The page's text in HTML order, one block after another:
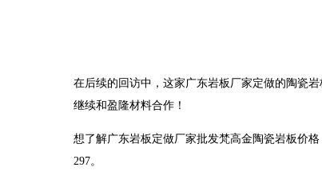
在后续的回访中，这家广东岩板厂家定做的陶瓷
继续和盈隆材料合作！
想了解广东岩板定做厂家批发梵高金陶瓷岩板价
297。